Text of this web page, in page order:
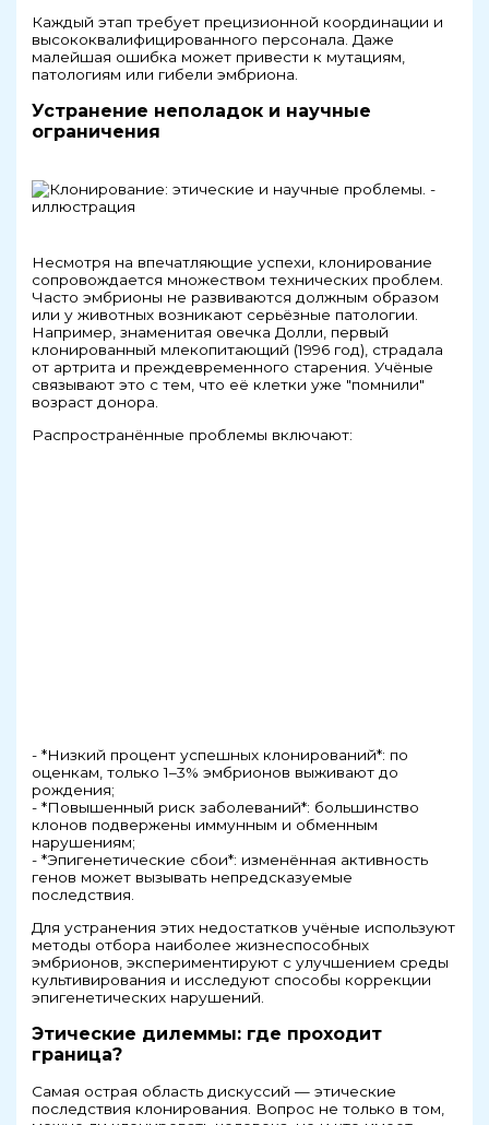
Каждый этап требует прецизионной координации и
высококвалифицированного персонала. Даже
малейшая ошибка может привести к мутациям,
патологиям или гибели эмбриона.
Устранение неполадок и научные
ограничения
Несмотря на впечатляющие успехи, клонирование
сопровождается множеством технических проблем.
Часто эмбрионы не развиваются должным образом
или у животных возникают серьёзные патологии.
Например, знаменитая овечка Долли, первый
клонированный млекопитающий (1996 год), страдала
от артрита и преждевременного старения. Учёные
связывают это с тем, что её клетки уже "помнили"
возраст донора.
Распространённые проблемы включают:
- *Низкий процент успешных клонирований*: по
оценкам, только 1–3% эмбрионов выживают до
рождения;
- *Повышенный риск заболеваний*: большинство
клонов подвержены иммунным и обменным
нарушениям;
- *Эпигенетические сбои*: изменённая активность
генов может вызывать непредсказуемые
последствия.
Для устранения этих недостатков учёные используют
методы отбора наиболее жизнеспособных
эмбрионов, экспериментируют с улучшением среды
культивирования и исследуют способы коррекции
эпигенетических нарушений.
Этические дилеммы: где проходит
граница?
Самая острая область дискуссий — этические
последствия клонирования. Вопрос не только в том,